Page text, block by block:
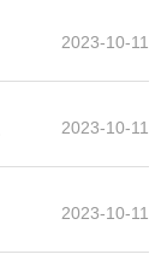
2023-10-11
2023-10-11
2023-10-11